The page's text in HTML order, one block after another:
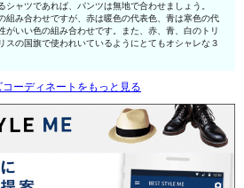
ャツであれば、パンツは無地で合わせましょう。
組み合わせですが、赤は暖色の代表色、青は寒色の代
がいい色の組み合わせです。また、赤、青、白のトリ
スの国旗で使われいているようにとてもオシャレな３
ーディネートをもっと見る